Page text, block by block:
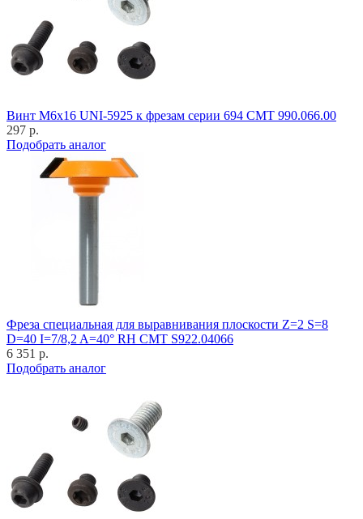
Винт M6x16 UNI-5925 к фрезам серии 694 CMT 990.066.00
297 р.
Подобрать аналог
Фреза специальная для выравнивания плоскости Z=2 S=8
D=40 I=7/8,2 A=40° RH CMT S922.04066
6 351 р.
Подобрать аналог